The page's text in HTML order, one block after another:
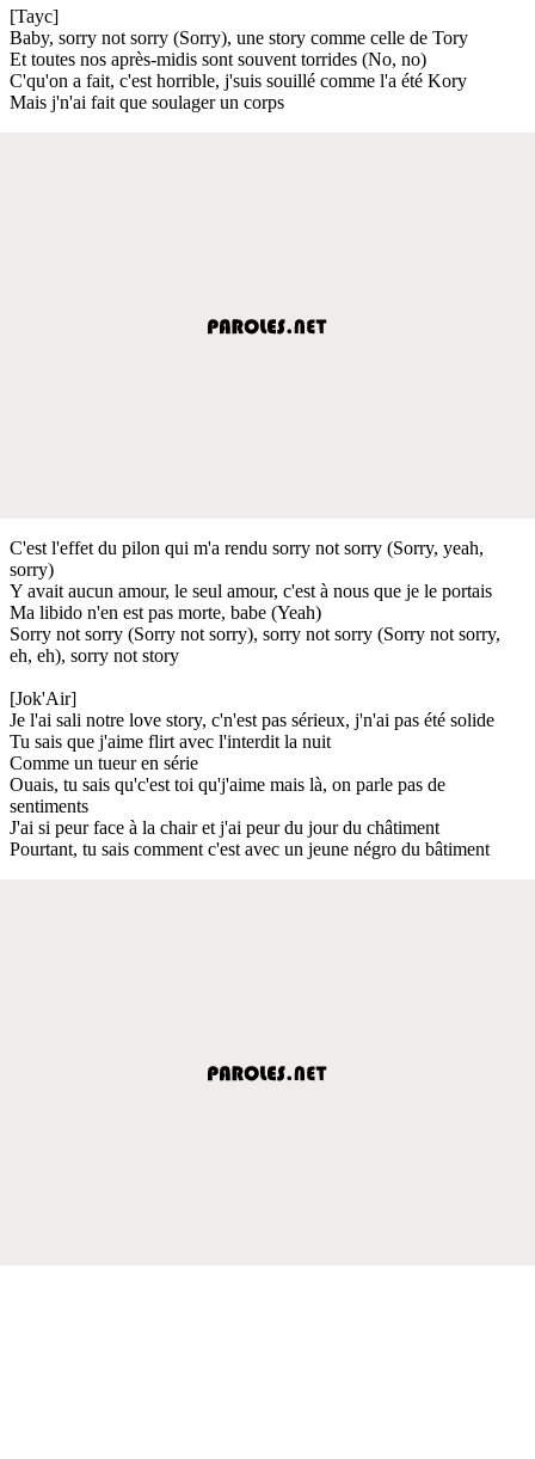
[Tayc]
Baby, sorry not sorry (Sorry), une story comme celle de Tory
Et toutes nos après-midis sont souvent torrides (No, no)
C'qu'on a fait, c'est horrible, j'suis souillé comme l'a été Kory
Mais j'n'ai fait que soulager un corps
C'est l'effet du pilon qui m'a rendu sorry not sorry (Sorry, yeah,
sorry)
Y avait aucun amour, le seul amour, c'est à nous que je le portais
Ma libido n'en est pas morte, babe (Yeah)
Sorry not sorry (Sorry not sorry), sorry not sorry (Sorry not sorry,
eh, eh), sorry not story
[Jok'Air]
Je l'ai sali notre love story, c'n'est pas sérieux, j'n'ai pas été solide
Tu sais que j'aime flirt avec l'interdit la nuit
Comme un tueur en série
Ouais, tu sais qu'c'est toi qu'j'aime mais là, on parle pas de
sentiments
J'ai si peur face à la chair et j'ai peur du jour du châtiment
Pourtant, tu sais comment c'est avec un jeune négro du bâtiment